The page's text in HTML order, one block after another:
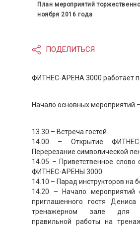
План мероприятий
ноября 2016 года
ПОДЕЛИТЬСЯ
ФИТНЕС-АРЕНА 3000 работает
Начало основных мероприятий
13.30 – Встреча гостей.
14.00 – Открытие
Перерезание символической
14.05 – Приветственное слово
ФИТНЕС-АРЕНЫ 3000
14.10 – Парад инструкторов на
14.20 – Начало мероприятий
приглашенного гостя
тренажерном зале для
правильной работы на